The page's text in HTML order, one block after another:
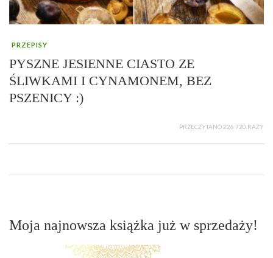
PRZEPISY
PYSZNE JESIENNE CIASTO ZE
ŚLIWKAMI I CYNAMONEM, BEZ
PSZENICY :)
PRZECZYTANO 226 720 RAZY
Moja najnowsza książka już w sprzedaży!